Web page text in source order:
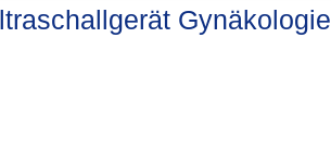
Gynäkologie